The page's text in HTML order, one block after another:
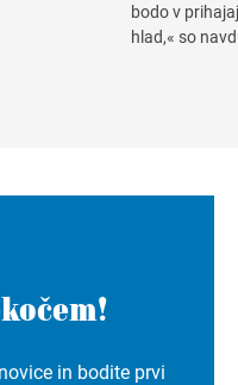
bodo v
hlad,« so
in bodite prvi